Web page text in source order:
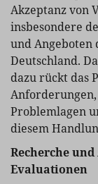
Akzeptanz von
insbesondere
und Angeboten
Deutschland.
dazu rückt das
Problemlagen
diesem
Recherche
Evaluationen